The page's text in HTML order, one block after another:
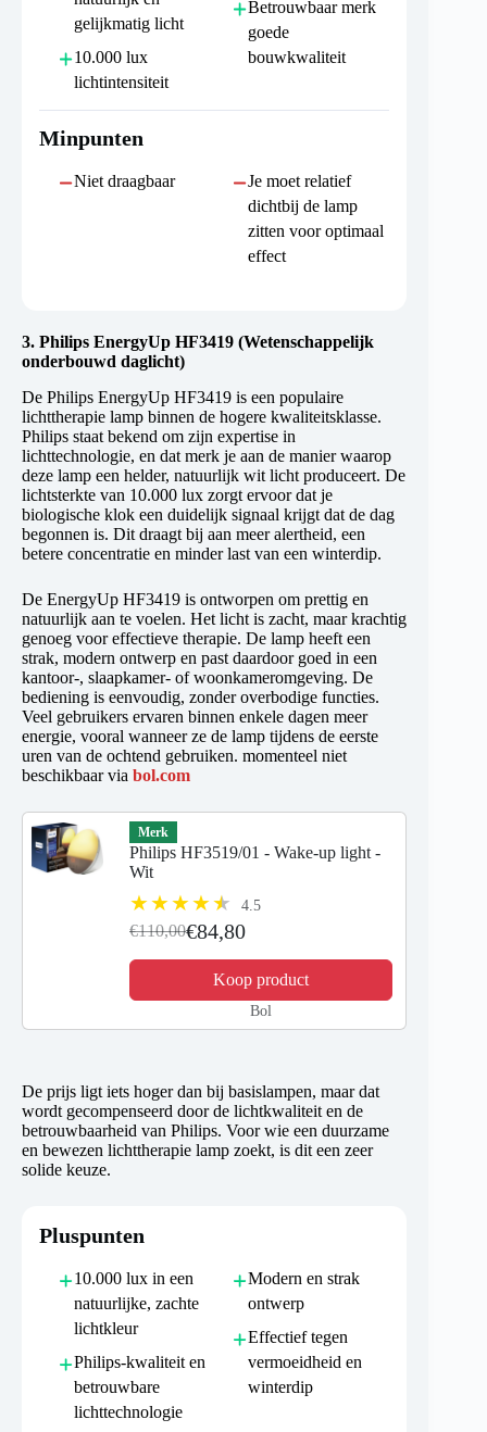
gelijkmatig licht
10.000 lux
lichtintensiteit
Betrouwbaar merk
goede
bouwkwaliteit
Minpunten
Niet draagbaar
Je moet relatief
dichtbij de lamp
zitten voor optimaal
effect
3. Philips EnergyUp HF3419 (Wetenschappelijk
onderbouwd daglicht)
De Philips EnergyUp HF3419 is een populaire
lichttherapie lamp binnen de hogere kwaliteitsklasse.
Philips staat bekend om zijn expertise in
lichttechnologie, en dat merk je aan de manier waarop
deze lamp een helder, natuurlijk wit licht produceert. De
lichtsterkte van 10.000 lux zorgt ervoor dat je
biologische klok een duidelijk signaal krijgt dat de dag
begonnen is. Dit draagt bij aan meer alertheid, een
betere concentratie en minder last van een winterdip.
De EnergyUp HF3419 is ontworpen om prettig en
natuurlijk aan te voelen. Het licht is zacht, maar krachtig
genoeg voor effectieve therapie. De lamp heeft een
strak, modern ontwerp en past daardoor goed in een
kantoor-, slaapkamer- of woonkameromgeving. De
bediening is eenvoudig, zonder overbodige functies.
Veel gebruikers ervaren binnen enkele dagen meer
energie, vooral wanneer ze de lamp tijdens de eerste
uren van de ochtend gebruiken. momenteel niet
beschikbaar via bol.com
Merk
Philips HF3519/01 - Wake-up light -
Wit
4.5
€110,00€84,80
Koop product
Bol
De prijs ligt iets hoger dan bij basislampen, maar dat
wordt gecompenseerd door de lichtkwaliteit en de
betrouwbaarheid van Philips. Voor wie een duurzame
en bewezen lichttherapie lamp zoekt, is dit een zeer
solide keuze.
Pluspunten
10.000 lux in een
natuurlijke, zachte
lichtkleur
Philips-kwaliteit en
betrouwbare
lichttechnologie
Modern en strak
ontwerp
Effectief tegen
vermoeidheid en
winterdip